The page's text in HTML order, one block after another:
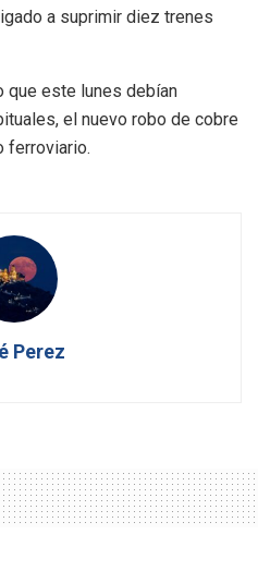
a suprimir diez trenes
que este lunes debían
el nuevo robo de cobre
ferroviario.
Perez